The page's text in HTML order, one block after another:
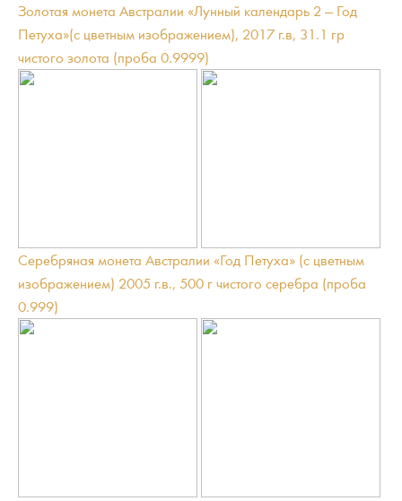
Золотая монета Австралии «Лунный календарь 2 — Год
Петуха»(с цветным изображением), 2017 г.в, 31.1 гр
чистого золота (проба 0.9999)
Серебряная монета Австралии «Год Петуха» (с цветным
изображением) 2005 г.в., 500 г чистого серебра (проба
0.999)